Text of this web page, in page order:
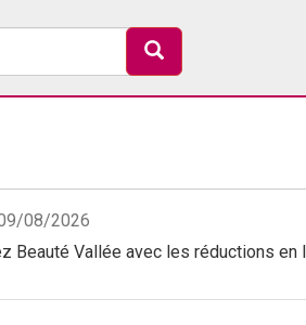
08/2026
Beauté Vallée avec les réductions